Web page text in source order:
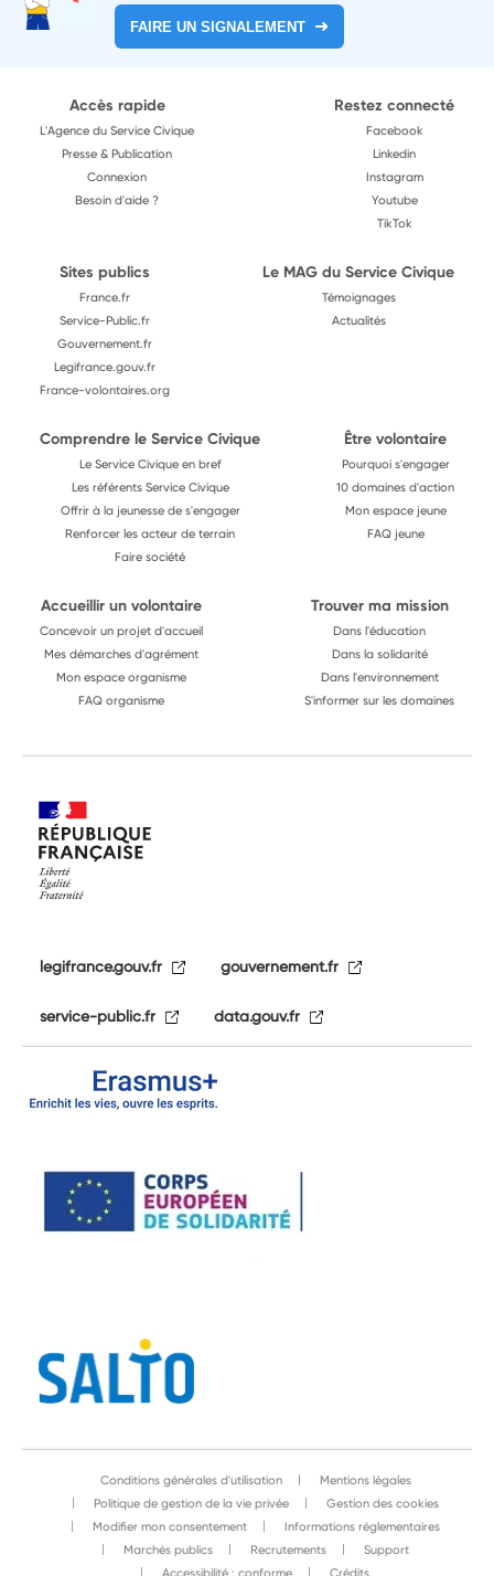
FAIRE UN SIGNALEMENT
Accès rapide
L'Agence du Service Civique
Presse & Publication
Connexion
Besoin d'aide ?
Restez connecté
Facebook
Linkedin
Instagram
Youtube
TikTok
Sites publics
France.fr
Service-Public.fr
Gouvernement.fr
Legifrance.gouv.fr
France-volontaires.org
Le MAG du Service Civique
Témoignages
Actualités
Comprendre le Service Civique
Le Service Civique en bref
Les référents Service Civique
Offrir à la jeunesse de s'engager
Renforcer les acteur de terrain
Faire société
Être volontaire
Pourquoi s'engager
10 domaines d'action
Mon espace jeune
FAQ jeune
Accueillir un volontaire
Concevoir un projet d'accueil
Mes démarches d'agrément
Mon espace organisme
FAQ organisme
Trouver ma mission
Dans l'éducation
Dans la solidarité
Dans l'environnement
S'informer sur les domaines
legifrance.gouv.fr gouvernement.fr
service-public.fr data.gouv.fr
Conditions générales d'utilisation
Mentions légales
Politique de gestion de la vie privée
Gestion des cookies
Modifier mon consentement
Informations réglementaires
Marchés publics
Recrutements
Support
Accessibilité : conforme
Crédits